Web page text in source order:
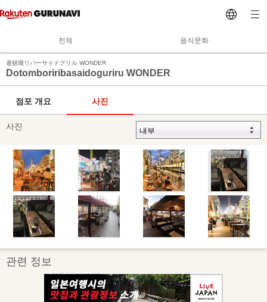
전체 음식문화
道頓堀リバーサイドグリル WONDER
Dotomboriribasaidoguriru WONDER
점포 개요 사진
사진
관련 정보